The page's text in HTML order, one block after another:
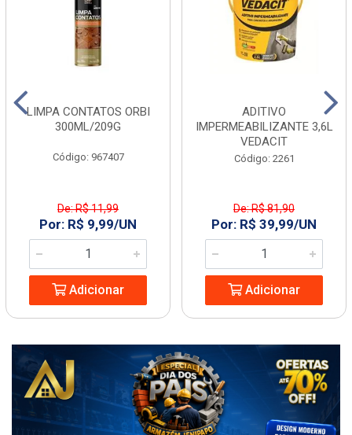
LIMPA CONTATOS ORBI
300ML/209G
Código: 967407
De: R$ 11,99
Por: R$ 9,99/UN
Adicionar
ADITIVO
IMPERMEABILIZANTE 3,6L
VEDACIT
Código: 2261
De: R$ 81,90
Por: R$ 39,99/UN
Adicionar